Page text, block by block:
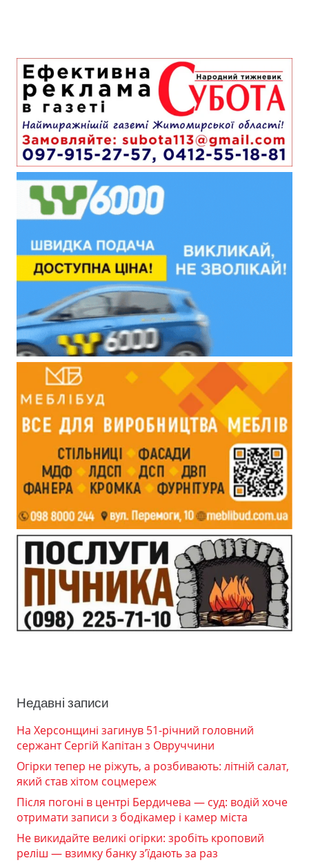
Недавні записи
На Херсонщині загинув 51-річний головний
сержант Сергій Капітан з Овруччини
Огірки тепер не ріжуть, а розбивають: літній салат,
який став хітом соцмереж
Після погоні в центрі Бердичева — суд: водій хоче
отримати записи з бодікамер і камер міста
Не викидайте великі огірки: зробіть кроповий
реліш — взимку банку з’їдають за раз